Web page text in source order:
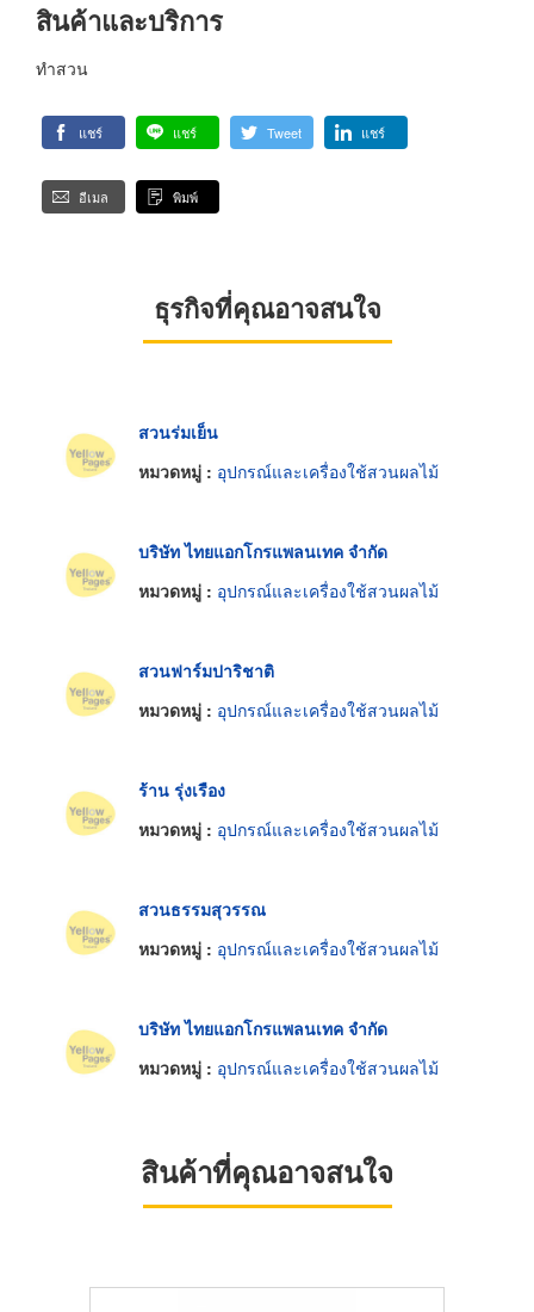
สินค้าและบริการ
ทำสวน
แชร์ แชร์ Tweet แชร์
อีเมล พิมพ์
ธุรกิจที่คุณอาจสนใจ
สวนร่มเย็น
หมวดหมู่ : อุปกรณ์และเครื่องใช้สวนผลไม้
บริษัท ไทยแอกโกรแพลนเทค จำกัด
หมวดหมู่ : อุปกรณ์และเครื่องใช้สวนผลไม้
สวนฟาร์มปาริชาติ
หมวดหมู่ : อุปกรณ์และเครื่องใช้สวนผลไม้
ร้าน รุ่งเรือง
หมวดหมู่ : อุปกรณ์และเครื่องใช้สวนผลไม้
สวนธรรมสุวรรณ
หมวดหมู่ : อุปกรณ์และเครื่องใช้สวนผลไม้
บริษัท ไทยแอกโกรแพลนเทค จำกัด
หมวดหมู่ : อุปกรณ์และเครื่องใช้สวนผลไม้
สินค้าที่คุณอาจสนใจ